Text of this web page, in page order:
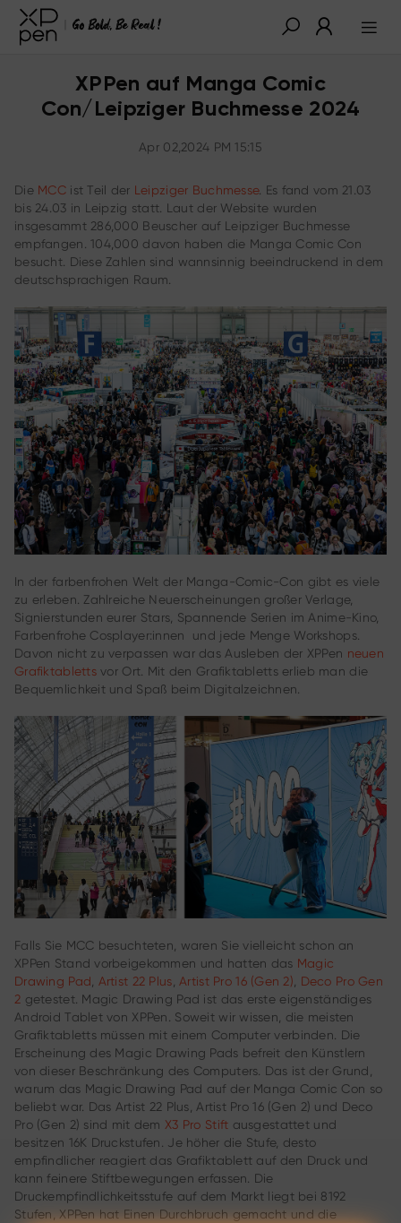
XPPen auf Manga Comic
Con/Leipziger Buchmesse 2024
Apr 02,2024 PM 15:15
Die MCCist Teil der Leipziger Buchmesse. Es fand vom 21.03
bis 24.03 in Leipzig statt. Laut der Website wurden
insgesammt 286,000 Beuscher auf Leipziger Buchmesse
empfangen. 104,000 davon haben die Manga Comic Con
besucht. Diese Zahlen sind wannsinnig beeindruckend in dem
deutschsprachigen Raum.
In der farbenfrohen Welt der Manga-Comic-Con gibt es viele
zu erleben. Zahlreiche Neuerscheinungen großer Verlage,
Signierstunden eurer Stars, Spannende Serien im Anime-Kino,
Farbenfrohe Cosplayer:innen und jede Menge Workshops.
Davon nicht zu verpassen war das Ausleben der XPPen neuen
Grafiktablettsvor Ort. Mit den Grafiktabletts erlieb man die
Bequemlichkeit und Spaß beim Digitalzeichnen.
Falls Sie MCC besuchteten, waren Sie vielleicht schon an
XPPen Stand vorbeigekommen und hatten das Magic
Drawing Pad, Artist 22 Plus,Artist Pro 16 (Gen 2), Deco Pro Gen
2 getestet. Magic Drawing Pad ist das erste eigenständiges
Android Tablet von XPPen. Soweit wir wissen, die meisten
Grafiktabletts müssen mit einem Computer verbinden. Die
Erscheinung des Magic Drawing Pads befreit den Künstlern
von dieser Beschränkung des Computers. Das ist der Grund,
warum das Magic Drawing Pad auf der Manga Comic Con so
beliebt war. Das Artist 22 Plus, Artist Pro 16 (Gen 2) und Deco
Pro (Gen 2) sind mit dem X3 Pro Stift ausgestattet und
besitzen 16K Druckstufen. Je höher die Stufe, desto
empfindlicher reagiert das Grafiktablett auf den Druck und
kann feinere Stiftbewegungen erfassen. Die
Druckempfindlichkeitsstufe auf dem Markt liegt bei 8192
Stufen, XPPen hat Einen Durchbruch gemacht und die